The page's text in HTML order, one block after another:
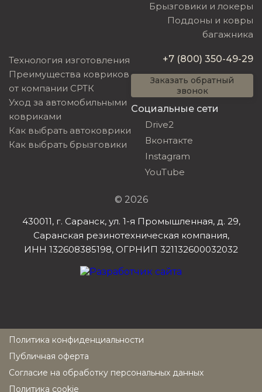
Брызговики и локеры
Поддоны и ковры
багажника
Технология изготовления
Преимущества ковриков
от компании СРТК
Уход за автомобильными
ковриками
Как выбрать автоковрики
Как выбрать брызговики
+7 (800) 350-49-29
Заказать обратный
звонок
Социальные сети
Drive2
Вконтакте
Instagram
YouTube
© 2026
430011, г. Саранск, ул. 1-я Промышленная, д. 29,
Саранская резинотехническая компания,
ИНН 132608385198, ОГРНИП 321132600032032
Политика конфиденциальности
Публичная оферта
Согласие на обработку персональных данных
Политика cookie